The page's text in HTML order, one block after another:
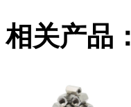
相关产品：